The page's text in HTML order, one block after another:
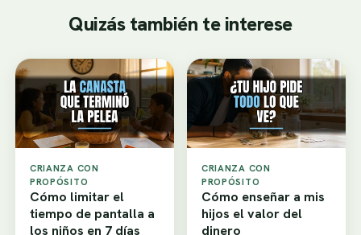
Quizás también te interese
CRIANZA CON
PROPÓSITO
Cómo limitar el
tiempo de pantalla a
los niños en 7 días
CRIANZA CON
PROPÓSITO
Cómo enseñar a mis
hijos el valor del
dinero